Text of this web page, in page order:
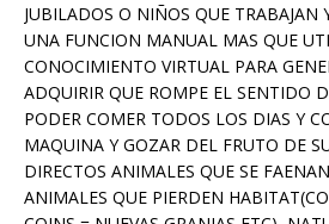
JUBILADOS O NIÑOS QUE TRABAJAN
UNA FUNCION MANUAL MAS QUE
CONOCIMIENTO VIRTUAL PARA
ADQUIRIR QUE ROMPE EL SENTIDO
PODER COMER TODOS LOS DIAS Y
MAQUINA Y GOZAR DEL FRUTO DE
DIRECTOS ANIMALES QUE SE
ANIMALES QUE PIERDEN